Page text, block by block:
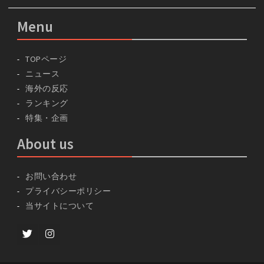
Menu
TOPページ
ニュース
海外の反応
ランキング
特集・企画
About us
お問い合わせ
プライバシーポリシー
当サイトについて